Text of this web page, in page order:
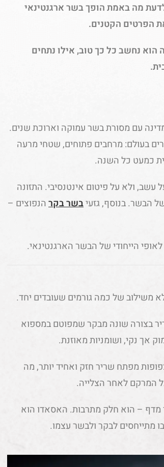
מה באמת הופך בשר ארגנטינאי
את הפרטים הקטנים.
נחשב כל כך טוב, אילו נתחים
עם מסורת בשר עמוקה וארוכת שנים.
בעולם: מרחבים פתוחים, שטחי מרעה
כמעט כל השנה.
עשב, ולא על פיטום אינטנסיבי. התזונה
הבשר. בנוסף, גזעיבשר בקרהנפוצים –
הייחודי של הבשר הארגנטינאי.
משילוב של כמה גורמים שעובדים יחד.
בצורה שונה מבקר שמפוטם במספוא
אך נקי, ושומניות מאוזנת.
מפתח שריר חזק ואחיד יותר, מה
המרקם לאחר הצלייה.
מדף – הוא חלק מתרבות. האסאדו הוא
מתייחסים לבקר ולבשר עצמו.